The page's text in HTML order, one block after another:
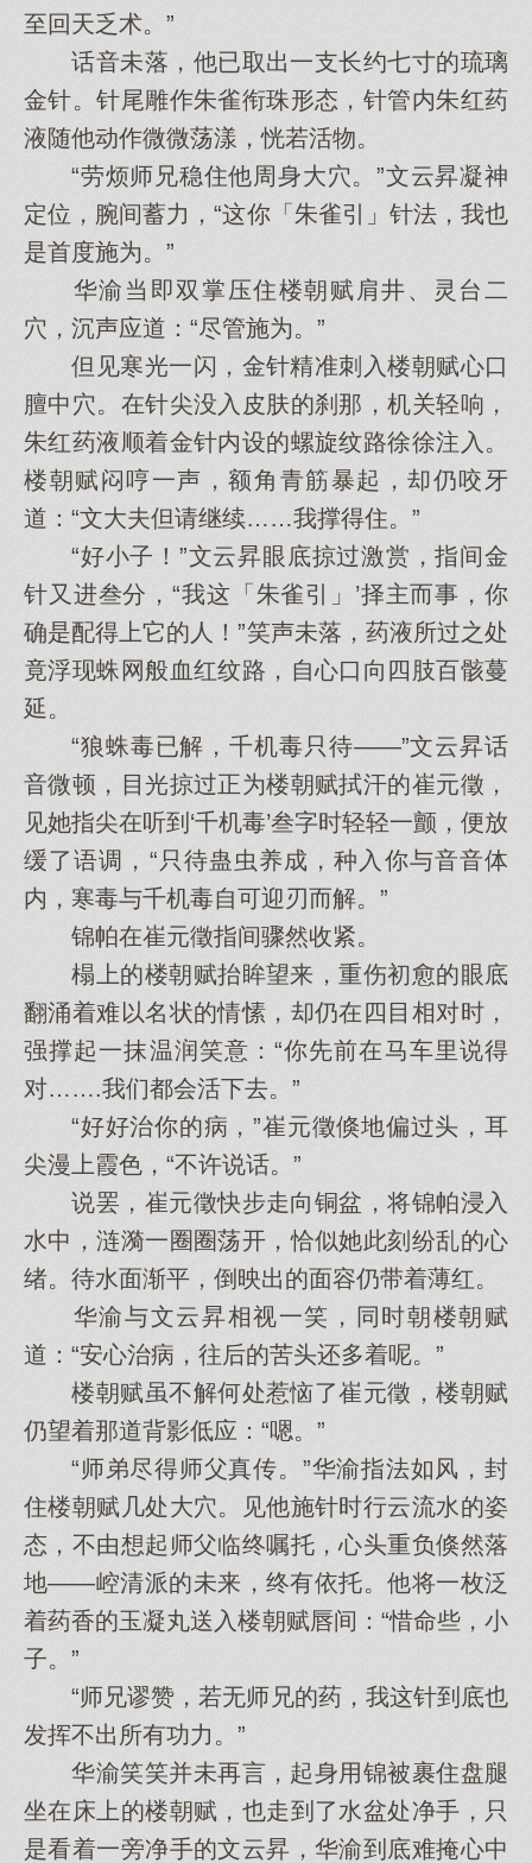
至回天乏术。”
话音未落，他已取出一支长约七寸的琉璃
金针。针尾雕作朱雀衔珠形态，针管内朱红药
液随他动作微微荡漾，恍若活物。
“劳烦师兄稳住他周身大穴。”文云昇凝神
定位，腕间蓄力，“这你「朱雀引」针法，我也
是首度施为。”
华渝当即双掌压住楼朝赋肩井、灵台二
穴，沉声应道：“尽管施为。”
但见寒光一闪，金针精准刺入楼朝赋心口
膻中穴。在针尖没入皮肤的刹那，机关轻响，
朱红药液顺着金针内设的螺旋纹路徐徐注入。
楼朝赋闷哼一声，额角青筋暴起，却仍咬牙
道：“文大夫但请继续……我撑得住。”
“好小子！”文云昇眼底掠过激赏，指间金
针又进叁分，“我这「朱雀引」’择主而事，你
确是配得上它的人！”笑声未落，药液所过之处
竟浮现蛛网般血红纹路，自心口向四肢百骸蔓
延。
“狼蛛毒已解，千机毒只待——”文云昇话
音微顿，目光掠过正为楼朝赋拭汗的崔元徵，
见她指尖在听到‘千机毒’叁字时轻轻一颤，便放
缓了语调，“只待蛊虫养成，种入你与音音体
内，寒毒与千机毒自可迎刃而解。”
锦帕在崔元徵指间骤然收紧。
榻上的楼朝赋抬眸望来，重伤初愈的眼底
翻涌着难以名状的情愫，却仍在四目相对时，
强撑起一抹温润笑意：“你先前在马车里说得
对…….我们都会活下去。”
“好好治你的病，”崔元徵倏地偏过头，耳
尖漫上霞色，“不许说话。”
说罢，崔元徵快步走向铜盆，将锦帕浸入
水中，涟漪一圈圈荡开，恰似她此刻纷乱的心
绪。待水面渐平，倒映出的面容仍带着薄红。
华渝与文云昇相视一笑，同时朝楼朝赋
道：“安心治病，往后的苦头还多着呢。”
楼朝赋虽不解何处惹恼了崔元徵，楼朝赋
仍望着那道背影低应：“嗯。”
“师弟尽得师父真传。”华渝指法如风，封
住楼朝赋几处大穴。见他施针时行云流水的姿
态，不由想起师父临终嘱托，心头重负倏然落
地——崆清派的未来，终有依托。他将一枚泛
着药香的玉凝丸送入楼朝赋唇间：“惜命些，小
子。”
“师兄谬赞，若无师兄的药，我这针到底也
发挥不出所有功力。”
华渝笑笑并未再言，起身用锦被裹住盘腿
坐在床上的楼朝赋，也走到了水盆处净手，只
是看着一旁净手的文云昇，华渝到底难掩心中